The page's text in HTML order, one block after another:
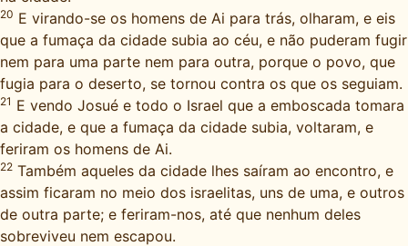
20 E virando-se os homens de Ai para trás, olharam, e eis
que a fumaça da cidade subia ao céu, e não puderam fugir
nem para uma parte nem para outra, porque o povo, que
fugia para o deserto, se tornou contra os que os seguiam.
21 E vendo Josué e todo o Israel que a emboscada tomara
a cidade, e que a fumaça da cidade subia, voltaram, e
feriram os homens de Ai.
22 Também aqueles da cidade lhes saíram ao encontro, e
assim ficaram no meio dos israelitas, uns de uma, e outros
de outra parte; e feriram-nos, até que nenhum deles
sobreviveu nem escapou.